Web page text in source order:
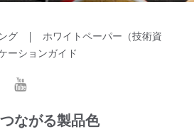
グ
ホワイトペーパー（技術資
ーションガイド
ながる製品色